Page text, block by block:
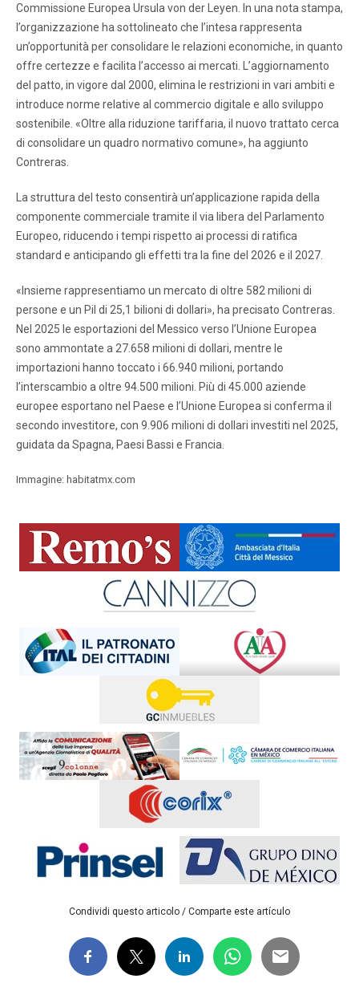
Commissione Europea Ursula von der Leyen. In una nota stampa,
l’organizzazione ha sottolineato che l’intesa rappresenta
un’opportunità per consolidare le relazioni economiche, in quanto
offre certezze e facilita l’accesso ai mercati. L’aggiornamento
del patto, in vigore dal 2000, elimina le restrizioni in vari ambiti e
introduce norme relative al commercio digitale e allo sviluppo
sostenibile. «Oltre alla riduzione tariffaria, il nuovo trattato cerca
di consolidare un quadro normativo comune», ha aggiunto
Contreras.
La struttura del testo consentirà un’applicazione rapida della
componente commerciale tramite il via libera del Parlamento
Europeo, riducendo i tempi rispetto ai processi di ratifica
standard e anticipando gli effetti tra la fine del 2026 e il 2027.
«Insieme rappresentiamo un mercato di oltre 582 milioni di
persone e un Pil di 25,1 bilioni di dollari», ha precisato Contreras.
Nel 2025 le esportazioni del Messico verso l’Unione Europea
sono ammontate a 27.658 milioni di dollari, mentre le
importazioni hanno toccato i 66.940 milioni, portando
l’interscambio a oltre 94.500 milioni. Più di 45.000 aziende
europee esportano nel Paese e l’Unione Europea si conferma il
secondo investitore, con 9.906 milioni di dollari investiti nel 2025,
guidata da Spagna, Paesi Bassi e Francia.
Immagine: habitatmx.com
Condividi questo articolo / Comparte este artículo